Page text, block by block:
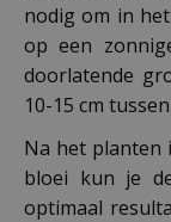
nodig om in
op een
doorlatende
10-15 cm
Na het planten
bloei kun je
optimaal